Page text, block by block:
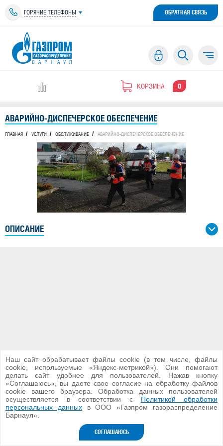
ГОРЯЧИЕ ТЕЛЕФОНЫ ОБРАТНАЯ СВЯЗЬ
КОРЗИНА 0
АВАРИЙНО-ДИСПЕЧЕРСКОЕ ОБЕСПЕЧЕНИЕ
ГЛАВНАЯ УСЛУГИ ОБСЛУЖИВАНИЕ АВАРИЙНО-ДИСПЕЧЕРСКОЕ ОБЕСПЕЧЕНИЕ
ОПИСАНИЕ
ООО «Газпром газораспределение Барнаул»
2026 г.
Наш сайт обрабатывает файлы cookie (в том числе, файлы
cookie, используемые «Яндекс-метрикой»). Они помогают
делать сайт удобнее для пользователей. Нажав кнопку
«Соглашаюсь», вы даете свое согласие на обработку файлов
cookie вашего браузера. Обработка данных пользователей
осуществляется в соответствии с Политикой обработки
персональных данныхв ООО «Газпром газораспределение
Барнаул».
СОГЛАШАЮСЬ